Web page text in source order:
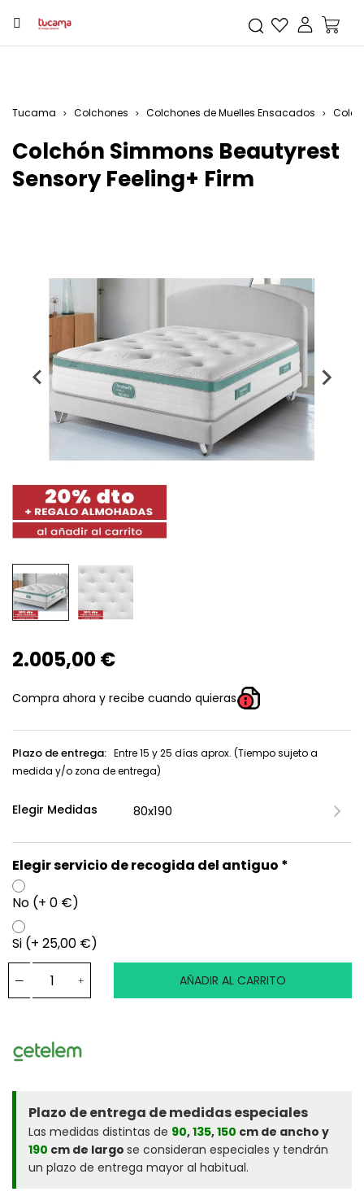
Tucama Colchones Colchones de Muelles Ensacados
Colchón Simmons Beautyrest
Sensory Feeling+ Firm
2.005,00 €
Compra ahora y recibe cuando quieras
Plazo de entrega: Entre 15 y 25 días aprox. (Tiempo sujeto a
medida y/o zona de entrega)
Elegir Medidas
Elegir servicio de recogida del antiguo *
No (+ 0 €)
Si (+ 25,00 €)
AÑADIR AL CARRITO
Plazo de entrega de medidas especiales
Las medidas distintas de 90,135,150 cm de ancho y
190 cm de largo se consideran especiales y tendrán
un plazo de entrega mayor al habitual.